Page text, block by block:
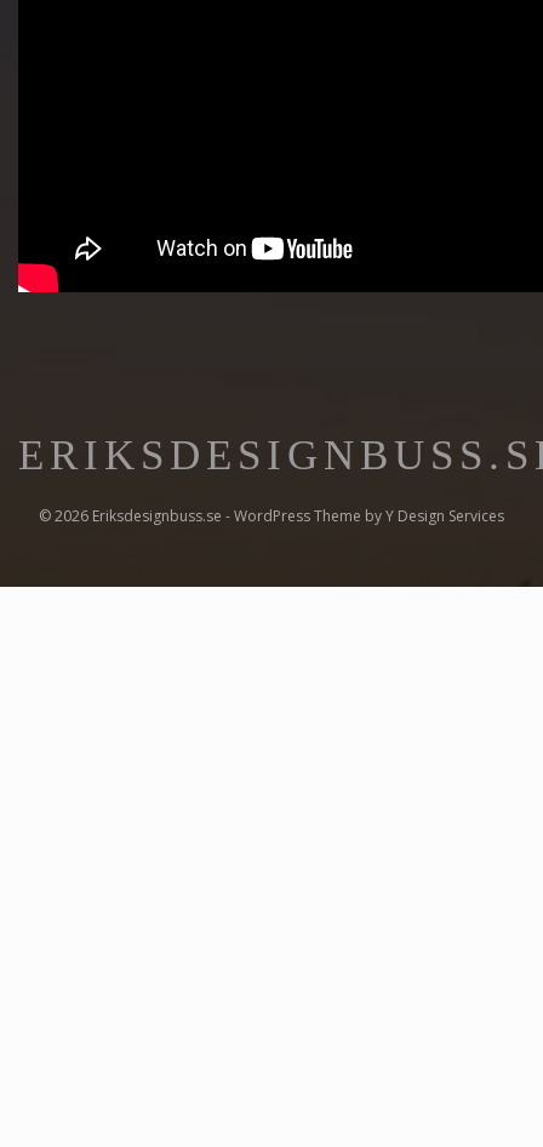
© 2026 Eriksdesignbuss.se - WordPress Theme byY Design Services